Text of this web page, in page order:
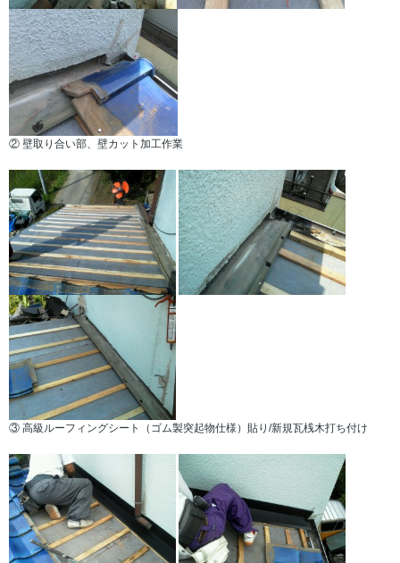
② 壁取り合い部、壁カット加工作業
③ 高級ルーフィングシート（ゴム製突起物仕様）貼り/新規瓦桟木打ち付け